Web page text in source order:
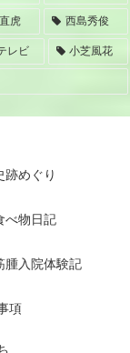
虎 西島秀俊
レビ 小芝風花
跡めぐり
べ物日記
腫入院体験記
項
.